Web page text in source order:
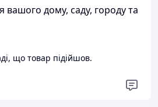
вашого дому, саду, городу та
що товар підійшов.